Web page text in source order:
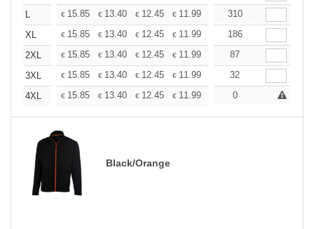
L
€ 15.85 € 13.40 € 12.45 € 11.99 11.32
310
XL
€ 15.85 € 13.40 € 12.45 € 11.99 11.32
186
2XL
€ 15.85 € 13.40 € 12.45 € 11.99 11.32
87
3XL
€ 15.85 € 13.40 € 12.45 € 11.99 11.32
32
4XL
€ 15.85 € 13.40 € 12.45 € 11.99 11.32
0
Black/Orange